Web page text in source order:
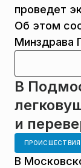
проведет
Об этом
Минздрава
В
и
ПРОИСШЕСТВИЯ
В